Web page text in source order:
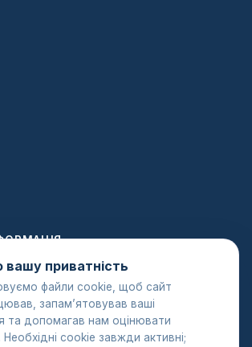
вашу приватність
файли cookie, щоб сайт
запам’ятовував ваші
та допомагав нам оцінювати
Необхідні cookie завжди активні;